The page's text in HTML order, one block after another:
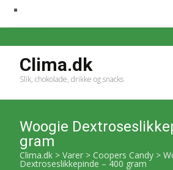
Clima.dk
Slik, chokolade, drikke og snacks
Woogie
gram
Clima.dk > Varer > Coopers Candy >
Dextroseslikkepinde – 400 gram